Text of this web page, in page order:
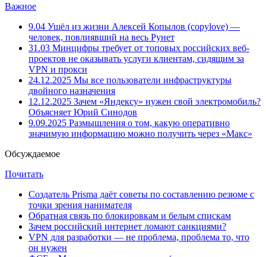
Важное
9.04 Ушёл из жизни Алексей Копылов (copylove) —
человек, повлиявший на весь Рунет
31.03 Минцифры требует от топовых российских веб-
проектов не оказывать услуги клиентам, сидящим за
VPN и прокси
24.12.2025 Мы все пользователи инфраструктуры
двойного назначения
12.12.2025 Зачем «Яндексу» нужен свой электромобиль?
Объясняет Юрий Синодов
9.09.2025 Размышления о том, какую оперативно
значимую информацию можно получить через «Макс»
Обсуждаемое
Почитать
Создатель Prisma даёт советы по составлению резюме с
точки зрения нанимателя
Обратная связь по блокировкам и белым спискам
Зачем российский интернет ломают санкциями?
VPN для разработки — не проблема, проблема то, что
он нужен